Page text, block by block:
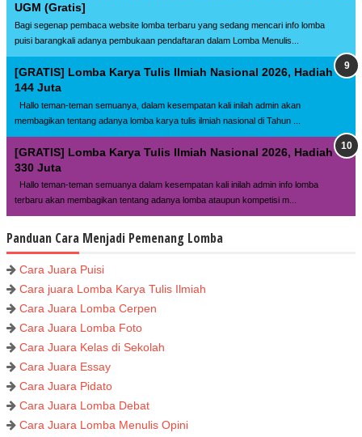
UGM (Gratis]
Bagi segenap pembaca website lomba terbaru yang sedang mencari info lomba
puisi barangkali adanya pembukaan pendaftaran dalam Lomba Menulis...
[GRATIS] Lomba Karya Tulis Ilmiah Nasional 2026, Hadiah
144 Juta
Hallo teman-teman semuanya, dalam kesempatan kali inilah admin akan
membagikan tentang adanya lomba karya tulis ilmiah nasional di Tahun ...
[GRATIS] Lomba Karya Tulis Ilmiah Nasional 2026, Hadiah
330 Juta
Hallo teman-teman semuanya dalam kesempatan kali inilah admin info lomba
terbaru akan membagikan tentang adanya lomba ataupun kompetisi m...
Panduan Cara Menjadi Pemenang Lomba
Cara Juara Puisi
Cara juara Lomba Karya Tulis Ilmiah
Cara Juara Lomba Cerpen
Cara Juara Lomba Foto
Cara Juara Kelas di Sekolah
Cara Juara Essay
Cara Juara Pidato
Cara Juara Lomba Debat
Cara Juara Lomba Menulis Opini